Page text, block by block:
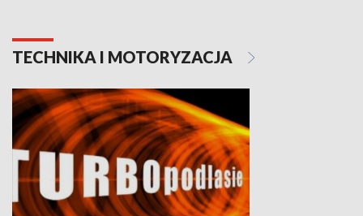
TECHNIKA I MOTORYZACJA